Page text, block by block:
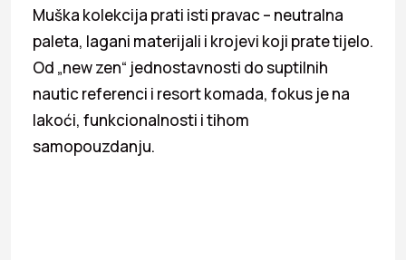
Muška kolekcija prati isti pravac – neutralna
paleta, lagani materijali i krojevi koji prate tijelo.
Od „new zen“ jednostavnosti do suptilnih
nautic referenci i resort komada, fokus je na
lakoći, funkcionalnosti i tihom
samopouzdanju.